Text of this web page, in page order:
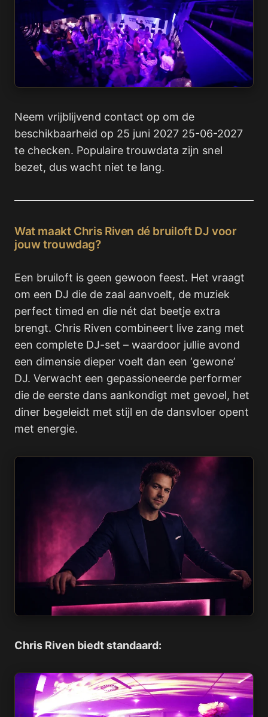
Neem vrijblijvend contact op om de
beschikbaarheid op 25 juni 2027 25-06-2027
te checken. Populaire trouwdata zijn snel
bezet, dus wacht niet te lang.
Wat maakt Chris Riven dé bruiloft DJ voor
jouw trouwdag?
Een bruiloft is geen gewoon feest. Het vraagt
om een DJ die de zaal aanvoelt, de muziek
perfect timed en die nét dat beetje extra
brengt. Chris Riven combineert live zang met
een complete DJ-set – waardoor jullie avond
een dimensie dieper voelt dan een ‘gewone’
DJ. Verwacht een gepassioneerde performer
die de eerste dans aankondigt met gevoel, het
diner begeleidt met stijl en de dansvloer opent
met energie.
Chris Riven biedt standaard: